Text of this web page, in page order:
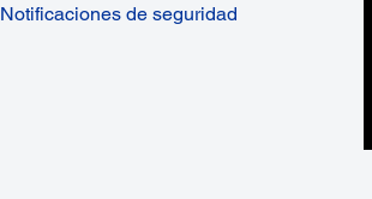
Notificaciones de seguridad